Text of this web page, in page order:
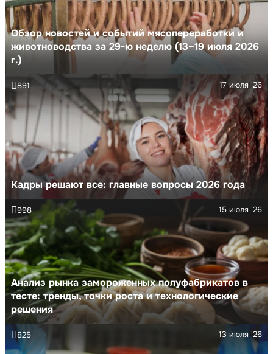
Обзор новостей и событий мясопереработки и
животноводства за 29-ю неделю (13–19 июля 2026
г.)
Кадры решают все: главные вопросы 2026 года
17 июля '26
891
Анализ рынка замороженных полуфабрикатов в
тесте: тренды, точки роста и технологические
решения
15 июля '26
998
13 июля '26
825